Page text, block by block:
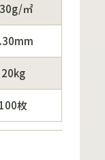
㎡
20kg
100枚